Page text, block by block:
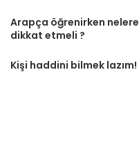
Arapça öğrenirken nelere
dikkat etmeli ?
Kişi haddini bilmek lazım!